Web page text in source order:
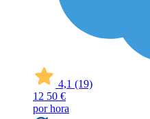
4,1 (19)
12 50 €
por hora